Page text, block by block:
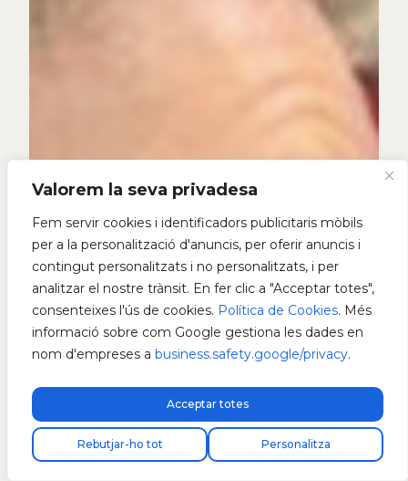
Valorem la seva privadesa
Fem servir cookies i identificadors publicitaris mòbils
per a la personalització d'anuncis, per oferir anuncis i
contingut personalitzats i no personalitzats, i per
analitzar el nostre trànsit. En fer clic a "Acceptar totes",
consenteixes l'ús de cookies. Política de Cookies. Més
informació sobre com Google gestiona les dades en
nom d'empreses a business.safety.google/privacy.
Personalitza
Rebutjar-ho tot
Acceptar totes